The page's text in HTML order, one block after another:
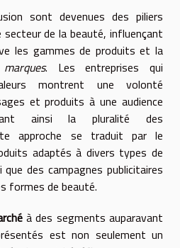
sont devenues des piliers
de la beauté, influençant
les gammes de produits et la
. Les entreprises qui
montrent une volonté
et produits à une audience
ainsi la pluralité des
approche se traduit par le
adaptés à divers types de
des campagnes publicitaires
formes de beauté.
à des segments auparavant
est non seulement un